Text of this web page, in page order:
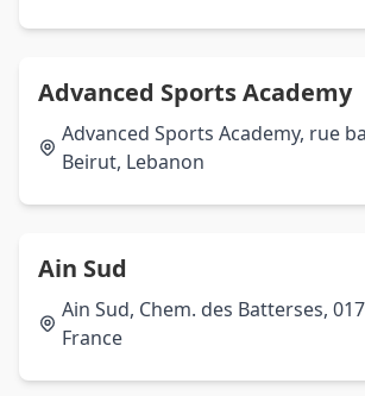
Advanced Sports Academy
Advanced Sports Academy, rue
Beirut, Lebanon
Ain Sud
Ain Sud, Chem. des Batterses,
France